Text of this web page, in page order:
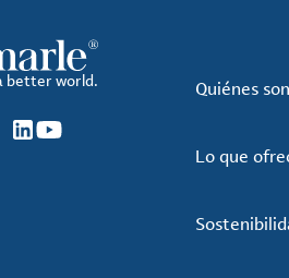
better world.
LinkedIn
YouTube
Quiénes
Lo que